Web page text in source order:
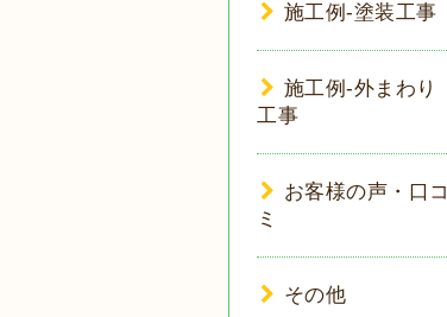
施工例-塗装工事
施工例-外まわり
工事
お客様の声・口コ
ミ
その他